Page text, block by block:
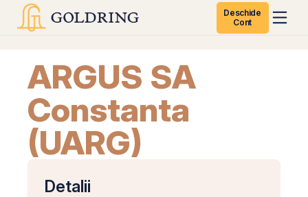
Deschide
Cont
ARGUS SA
Constanta
(UARG)
Detalii